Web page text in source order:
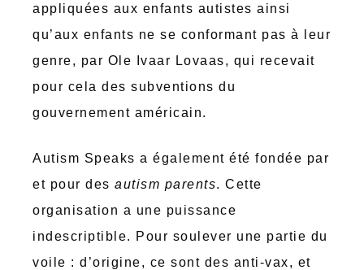
appliquées aux enfants autistes ainsi
qu’aux enfants ne se conformant pas à leur
genre, par Ole Ivaar Lovaas, qui recevait
pour cela des subventions du
gouvernement américain.
Autism Speaks a également été fondée par
et pour des autism parents. Cette
organisation a une puissance
indescriptible. Pour soulever une partie du
voile : d’origine, ce sont des anti-vax, et